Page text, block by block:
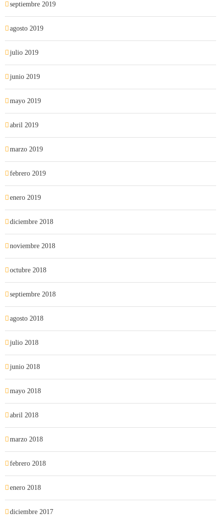
septiembre 2019
agosto 2019
julio 2019
junio 2019
mayo 2019
abril 2019
marzo 2019
febrero 2019
enero 2019
diciembre 2018
noviembre 2018
octubre 2018
septiembre 2018
agosto 2018
julio 2018
junio 2018
mayo 2018
abril 2018
marzo 2018
febrero 2018
enero 2018
diciembre 2017